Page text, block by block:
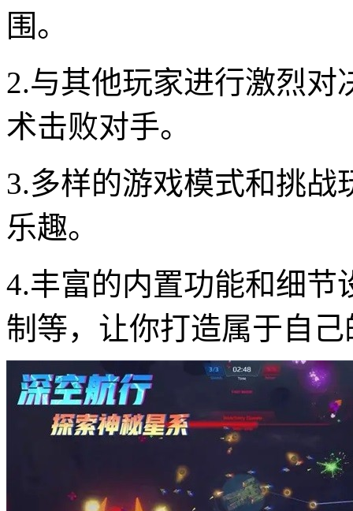
围。
2.与其他玩家进行激烈
术击败对手。
3.多样的游戏模式和挑
乐趣。
4.丰富的内置功能和细节
制等，让你打造属于自